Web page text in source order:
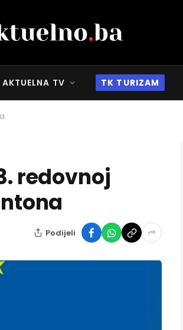
AKTUELNA TV TK TURIZAM
redovnoj
Podijeli